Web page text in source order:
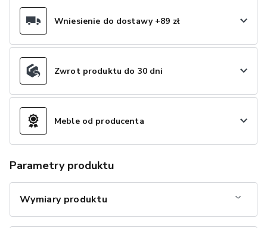
Wniesienie do dostawy +89 zł
Zwrot produktu do 30 dni
Meble od producenta
Parametry produktu
Wymiary produktu